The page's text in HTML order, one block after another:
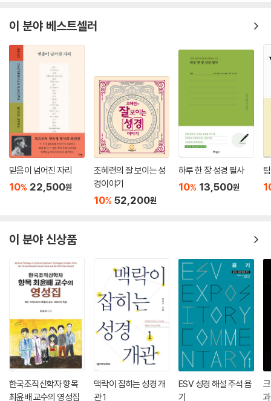
서 안식일의 특별함이 드러난다. 이때 9절이 나머지 엿새 동안 일을 하라
연한 것으로 언급될 뿐이기 때문이다. 따라서 문맥에 맞는 번역이 바람직
하다. “엿새 동안은 네가 일을 해도 좋다!”
--- p.127
유대교는 십계명의 특별한 의미를 늘 알고 있었다. “십계명은 세상이 창조
될 때 사용된 열 개의 말씀에 상응하는 말씀이다.” 십계명은 세계의 시작이
고 그것이 없으면 세상은 이미 오래전에 무너졌을 것이다.
--- p.172
예수의 해석은 금지된 행위의 범위를 넓혀가면서 십계명의 개별적 계명이
갖는 본질적 특징을 그와 유사한 율법 조항들과 비교해 더욱 심화시켰다.
--- p.178
십계명을 통한 그리스도교 윤리의 근본적인 성찰은 예수에게 “영생을 얻
으려면” 무엇을 해야 하는지를 묻는 한 부유한 남자에 대한 가르침 이야기
에 나온다(막 10:17-27). 예수는 그에게 우선 “들으라 이스라엘아!”에 대
한 암시를 통해 첫 계명을 기억하게 한 다음, 두 번째 돌판의 계명들을 열거
한다. 예수는 이 모든 것을 이웃 사랑 계명으로 요약한다(마 19:19). … 예
수는 데칼로그의 두 번째 돌판의 계명들을 인용하면서 데칼로그의 불변의
효력을 상기시킨다. 데칼로그에 응축된 하나님의 뜻을 행하지 않는다면 예
수에게서도 영생을 얻을 수 없다. 그리고 예수를 따르지 않으면 온 율법을
지키는 것이 아무 소용이 없다.
로부터 자유롭게 된 자는 이방신들에게 제의적인 경의를 표해서는 안 되
며, 그들과 봉신으로서 충성 관계를 맺어서도 안 된다. 데칼로그의 첫 계명
이 이방신들의 복수를 향하고 있는 반면에 둘째 계명은 숭배 형상의 제작
을 금지한다. 안식일 계명은 매주 하나님의 휴식에 참여할 수 있게 해주는
데, 이 휴식은 창조의 완성으로서 세계에 깃들어 있다. 부모를 공경하라는
계명은 성장기의 자녀들을 향한 것으로 보기 어렵다. 의심의 여지 없이 이
계명은 자녀들에게 적용되지만, 그들 자신이 부모이거나 적어도 부모가 될
자녀들에게 적용된다. 성인이 된 자녀들이 이 계명을 받는 대상이라는 것
은 이 계명을 나이 든 세대를 기본 전통의 전달자로서 존경하라는 요구로
해석하기 어렵게 만든다.
살인 금지에는 간접적인 방법으로 죽음을 불러오는 모든 행위도 포함된다.
간음 금지는 불법적인 상속권자들로부터 가족을 보호한다. 이 금지는 도덕
질하지 말라는 계명은 다른 사람의 이동 가능한 재산 훔치기를 금지한다.
도둑질 금지는 목적어 없어 표현되는데, 목적어 없는 금지는 모든 도둑질
로 확장됨으로써 사람의 납치 감금을 포함하게 된다. 거짓 증거하지 말라
는 금지는 본래 재판 절차에서 유래한다. “반대 증언”은 증인 출석을 가리
키는 관용적 개념이다. 강조점은 진실을 사랑하는 개인의 덕목보다는 공적
인 영역에서 파괴된 공동체의 삶을 다시 바로잡는 진실의 힘에 있다. 탐심
에 대한 금지와 함께 도둑질과 간음은 새로운 시각으로 나타난다. 도둑질
금지와는 달리 탐심 금지는 집과 같은 부동산에도 해당한다. 나아가 이웃
의 전 재산, 곧 자유 시민으로서의 실존을 빼앗는 모든 합법적인 가능성을
포함한다. 간음 금지와는 달리 탐심 금지는 일시적인 행위들을 염두에 두
는 것이 아니라 다른 사람의 아내를 지속적으로 차지하려는 모든 음모를
금지한다.
이 분야 베스트셀러
믿음이 넘어진 자리
10% 22,500원
조혜련의 잘 보이는 성
경이야기
10% 52,200원
하루 한 장 성경 필사
10% 13,500원
이 분야 신상품
한국조직신학자 향목
최윤배 교수의 영성집
맥락이 잡히는 성경 개
관 1
ESV 성경 해설 주석 욥
기